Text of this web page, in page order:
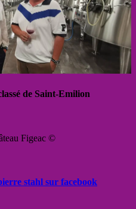
de Saint-Emilion
Figeac ©
stahl sur facebook